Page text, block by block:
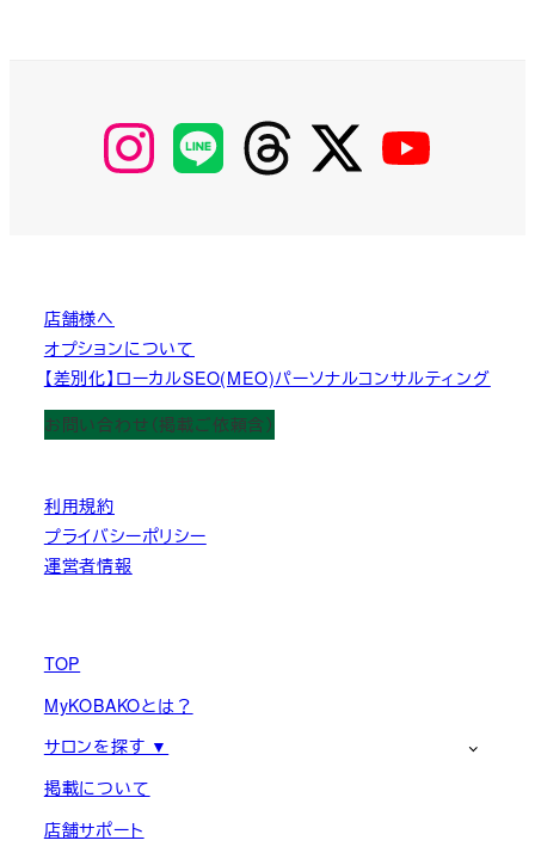
【Instagram】
MyKOBAKO
【LINE】 【threads】 【Twitter】
店舗様へ
オプションについて
【差別化】ローカルSEO(MEO)パーソナルコンサルティング
お問い合わせ（掲載ご依頼含）
利用規約
プライバシーポリシー
運営者情報
TOP
MyKOBAKOとは？
サロンを探す ▼
掲載について
店舗サポート